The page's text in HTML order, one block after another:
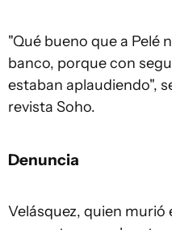
"Qué bueno que a Pelé
banco, porque con
estaban aplaudiendo",
revista Soho.
Denuncia
Velásquez, quien murió